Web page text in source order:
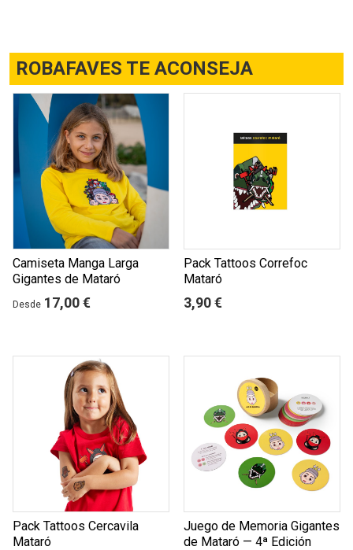
ROBAFAVES TE ACONSEJA
Camiseta Manga Larga
Gigantes de Mataró
Desde 17,00 €
Pack Tattoos Correfoc
Mataró
3,90 €
Pack Tattoos Cercavila
Mataró
Juego de Memoria Gigantes
de Mataró — 4ª Edición